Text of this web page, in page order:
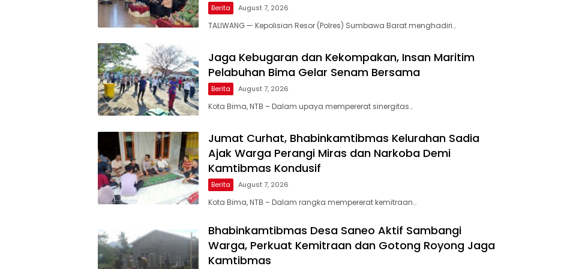
Berita August 7, 2026
TALIWANG — Kepolisian Resor (Polres) Sumbawa Barat menghadiri…
Jaga Kebugaran dan Kekompakan, Insan Maritim
Pelabuhan Bima Gelar Senam Bersama
Berita August 7, 2026
Kota Bima, NTB – Dalam upaya mempererat sinergitas…
Jumat Curhat, Bhabinkamtibmas Kelurahan Sadia
Ajak Warga Perangi Miras dan Narkoba Demi
Kamtibmas Kondusif
Berita August 7, 2026
Kota Bima, NTB – Dalam rangka mempererat kemitraan…
Bhabinkamtibmas Desa Saneo Aktif Sambangi
Warga, Perkuat Kemitraan dan Gotong Royong Jaga
Kamtibmas